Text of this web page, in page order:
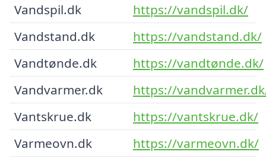
Vandspil.dk
https://vandspil.dk/
Vandstand.dk
https://vandstand.dk/
Vandtønde.dk
https://vandtønde.dk/
Vandvarmer.dk
https://
Vantskrue.dk
https://vantskrue.dk/
Varmeovn.dk
https://varmeovn.dk/